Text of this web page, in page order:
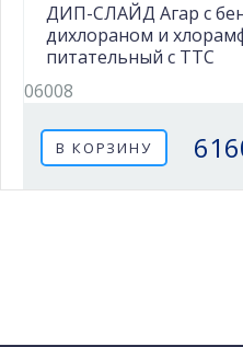
ДИП-СЛАЙД Агар с
дихлораном и
питательный с TTC
06008
В КОРЗИНУ